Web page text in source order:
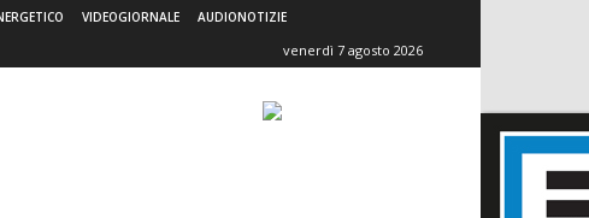
VIDEOGIORNALE AUDIONOTIZIE
venerdì 7 agosto 2026